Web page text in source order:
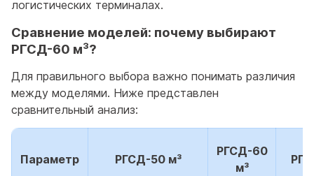
логистических терминалах.
Сравнение моделей: почему выбирают
РГСД-60 м³?
Для правильного выбора важно понимать различия
между моделями. Ниже представлен
сравнительный анализ:
Параметр РГСД-50 м³
РГСД-60
м³